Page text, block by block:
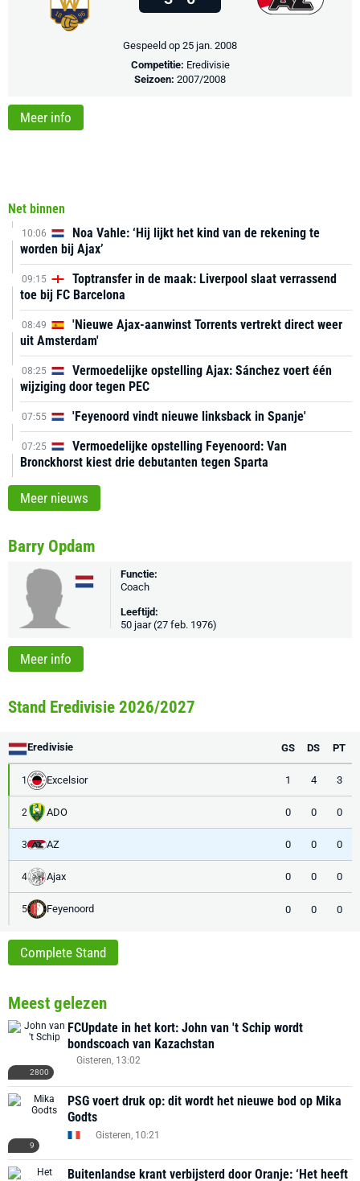
Net binnen
10:06
Noa Vahle: ‘Hij lijkt het kind van de rekening te
worden bij Ajax’
09:15
Toptransfer in de maak: Liverpool slaat verrassend
toe bij FC Barcelona
08:49
'Nieuwe Ajax-aanwinst Torrents vertrekt direct weer
uit Amsterdam'
08:25
Vermoedelijke opstelling Ajax: Sánchez voert één
wijziging door tegen PEC
07:55 'Feyenoord vindt nieuwe linksback in Spanje'
07:25
Vermoedelijke opstelling Feyenoord: Van
Bronckhorst kiest drie debutanten tegen Sparta
Meer nieuws
Gespeeld op 25 jan. 2008
Competitie: Eredivisie
Seizoen: 2007/2008
Meer info
Barry Opdam
Functie:
Coach
Leeftijd:
50 jaar (27 feb. 1976)
Meer info
Stand Eredivisie 2026/2027
Eredivisie GS DS PT
1 Excelsior 1 4 3
2 ADO 0 0 0
3 AZ 0 0 0
4 Ajax 0 0 0
5 Feyenoord 0 0 0
Complete Stand
Meest gelezen
2800
FCUpdate in het kort: John van 't Schip wordt
bondscoach van Kazachstan
Gisteren, 13:02
9
PSG voert druk op: dit wordt het nieuwe bod op Mika
Godts
Gisteren, 10:21
Buitenlandse krant verbijsterd door Oranje: ‘Het heeft